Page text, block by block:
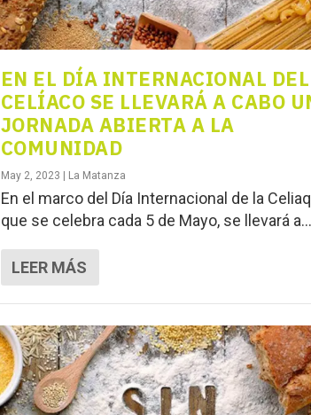
EN EL DÍA INTERNACIONAL DEL
CELÍACO SE LLEVARÁ A CABO
JORNADA ABIERTA A LA
COMUNIDAD
May 2, 2023 La Matanza
En el marco del Día Internacional de la
que se celebra cada 5 de Mayo, se llevará a...
LEER MÁS